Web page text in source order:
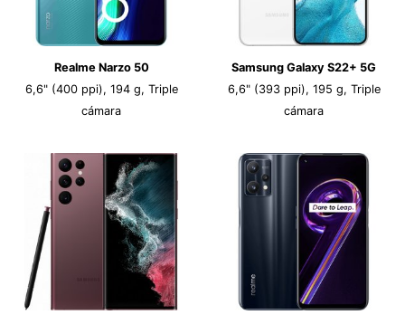
Realme Narzo 50
6,6" (400 ppi), 194 g, Triple
cámara
Samsung Galaxy S22+ 5G
6,6" (393 ppi), 195 g, Triple
cámara